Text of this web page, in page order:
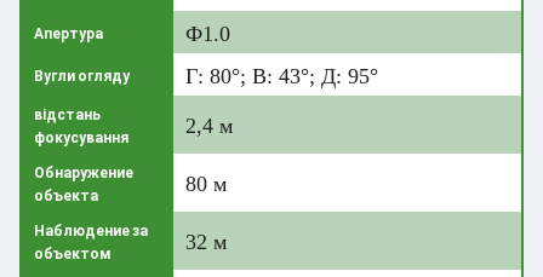
Апертура Ф1.0
Вугли огляду Г: 80°; В: 43°; Д: 95°
відстань
фокусування
2,4 м
Обнаружение
объекта
80 м
Наблюдение за
объектом
32 м